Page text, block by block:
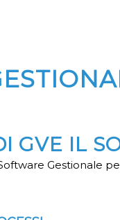
GVE IL
Gestionale